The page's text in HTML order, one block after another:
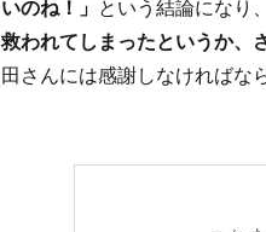
いのね！」 という結論になり、
救われてしまったというか、
田さんには感謝しなければな